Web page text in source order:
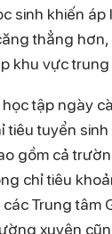
sinh khiến
thẳng
khu vực trung
tập ngày
tiêu tuyển
gồm cả
chỉ tiêu
Trung tâm
xuyên